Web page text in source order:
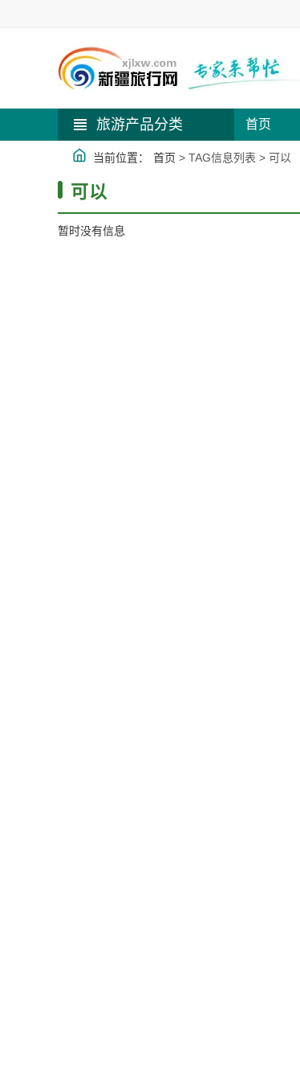
旅游产品分类 首页
当前位置： 首页 > TAG信息列表 > 可以
可以
暂时没有信息